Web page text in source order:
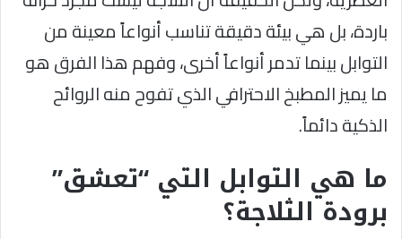
باردة، بل هي بيئة دقيقة تناسب أنواعاً معينة من
التوابل بينما تدمر أنواعاً أخرى، وفهم هذا الفرق هو
ما يميز المطبخ الاحترافي الذي تفوح منه الروائح
الذكية دائماً.
​ما هي التوابل التي “تعشق”
برودة الثلاجة؟